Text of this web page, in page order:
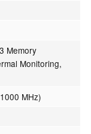
Memory
Monitoring,
MHz)